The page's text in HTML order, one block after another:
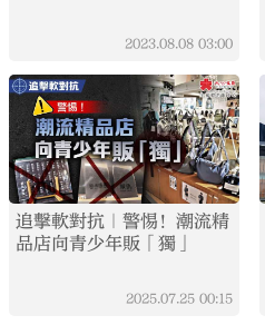
2023.08.08 03:00
追擊軟對抗｜警惕！潮流精
品店向青少年販「獨」
2025.07.25 00:15